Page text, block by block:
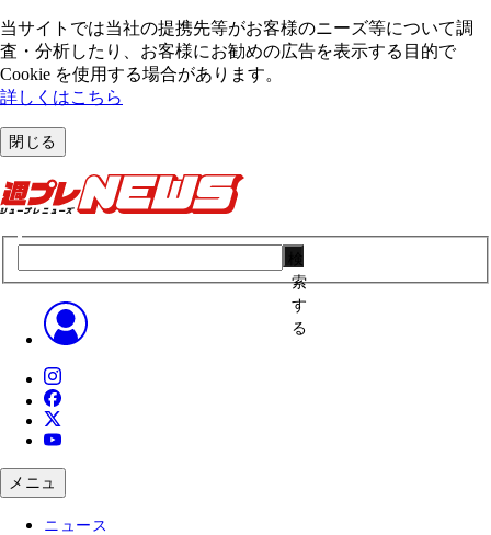
当サイトでは当社の提携先等がお客様のニーズ等について調
査・分析したり、お客様にお勧めの広告を表⽰する⽬的で
Cookie を使⽤する場合があります。
詳しくはこちら
閉じる
索
す
る
メニュ
ニュース